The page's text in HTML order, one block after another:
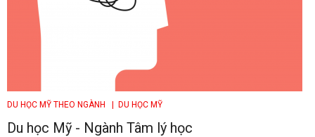
DU HỌC MỸ THEO NGÀNH | DU HỌC MỸ
Du học Mỹ - Ngành Tâm lý học